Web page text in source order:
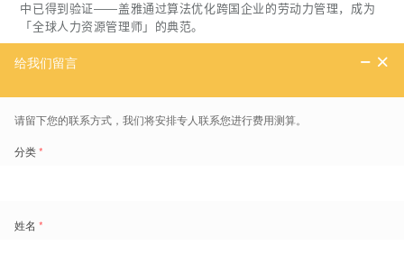
中已得到验证——盖雅通过算法优化跨国企业的劳动力管理，成为
「全球人力资源管理师」的典范。